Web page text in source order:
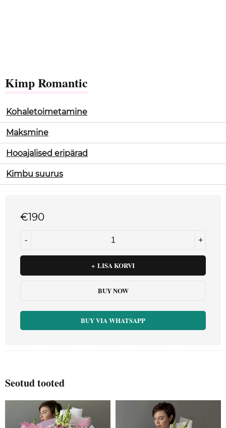
Kimp Romantic
Kohaletoimetamine
Maksmine
Hooajalised eripärad
Kimbu suurus
€190
LISA KORVI
BUY NOW
BUY VIA WHATSAPP
Seotud tooted